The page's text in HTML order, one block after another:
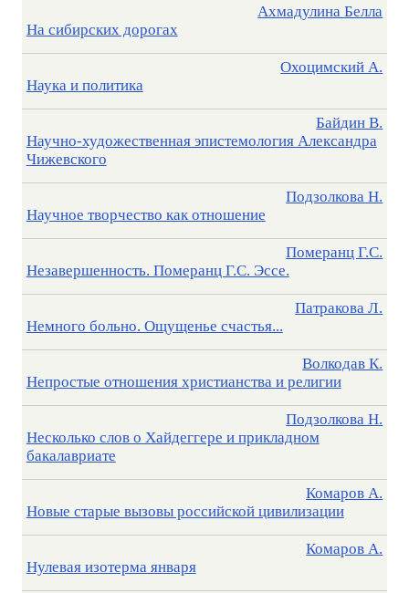
На сибирских дорогах
Ахмадулина Белла
Наука и политика
Охоцимский А.
Научно-художественная эпистемология Александра
Чижевского
Байдин В.
Научное творчество как отношение
Подзолкова Н.
Незавершенность. Померанц Г.С. Эссе.
Померанц Г.С.
Немного больно. Ощущенье счастья...
Патракова Л.
Непростые отношения христианства и религии
Волкодав К.
Несколько слов о Хайдеггере и прикладном
бакалавриате
Подзолкова Н.
Новые старые вызовы российской цивилизации
Комаров А.
Нулевая изотерма января
Комаров А.